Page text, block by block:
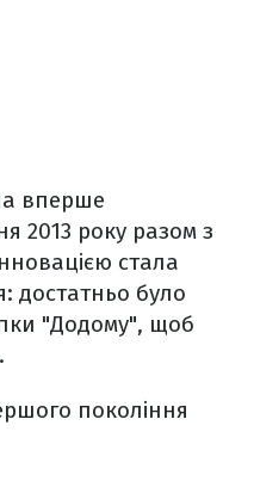
вперше
2013 року разом з
стала
достатньо було
"Додому", щоб
покоління